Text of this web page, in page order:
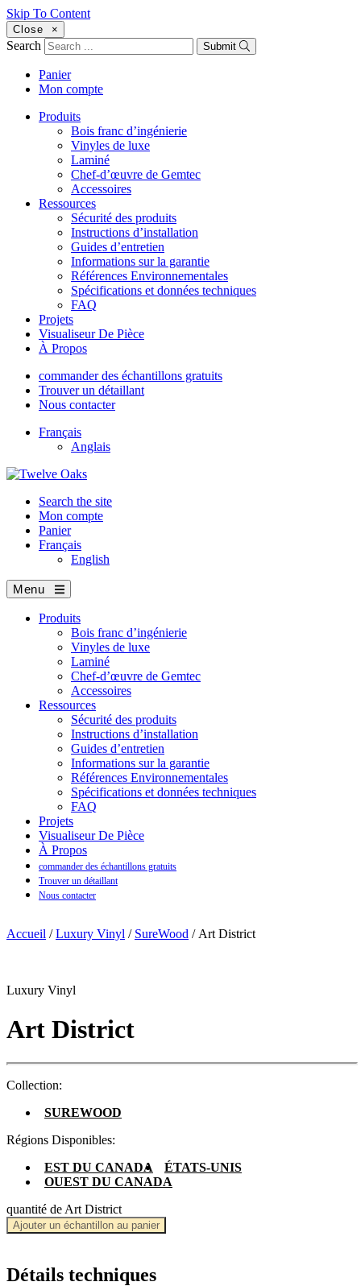
Skip To Content
Close ×
Search Submit
Panier
Mon compte
Produits
Bois franc d’ingénierie
Vinyles de luxe
Laminé
Chef-d’œuvre de Gemtec
Accessoires
Ressources
Sécurité des produits
Instructions d’installation
Guides d’entretien
Informations sur la garantie
Références Environnementales
Spécifications et données techniques
FAQ
Projets
Visualiseur De Pièce
À Propos
commander des échantillons gratuits
Trouver un détaillant
Nous contacter
Français
Anglais
Search the site
Mon compte
Panier
Français
English
Menu
Produits
Bois franc d’ingénierie
Vinyles de luxe
Laminé
Chef-d’œuvre de Gemtec
Accessoires
Ressources
Sécurité des produits
Instructions d’installation
Guides d’entretien
Informations sur la garantie
Références Environnementales
Spécifications et données techniques
FAQ
Projets
Visualiseur De Pièce
À Propos
commander des échantillons gratuits
Trouver un détaillant
Nous contacter
Accueil /Luxury Vinyl / SureWood / Art District
Luxury Vinyl
Art District
Collection:
SUREWOOD
Régions Disponibles:
EST DU CANADA
ÉTATS-UNIS
OUEST DU CANADA
quantité de Art District
Ajouter un échantillon au panier
Détails techniques